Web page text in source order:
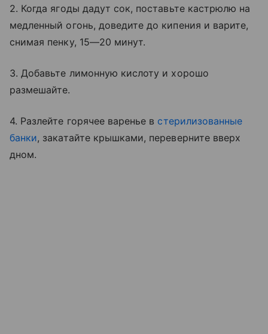
2. Когда ягоды дадут сок, поставьте кастрюлю на
медленный огонь, доведите до кипения и варите,
снимая пенку, 15—20 минут.
3. Добавьте лимонную кислоту и хорошо
размешайте.
4. Разлейте горячее варенье в стерилизованные
банки, закатайте крышками, переверните вверх
дном.